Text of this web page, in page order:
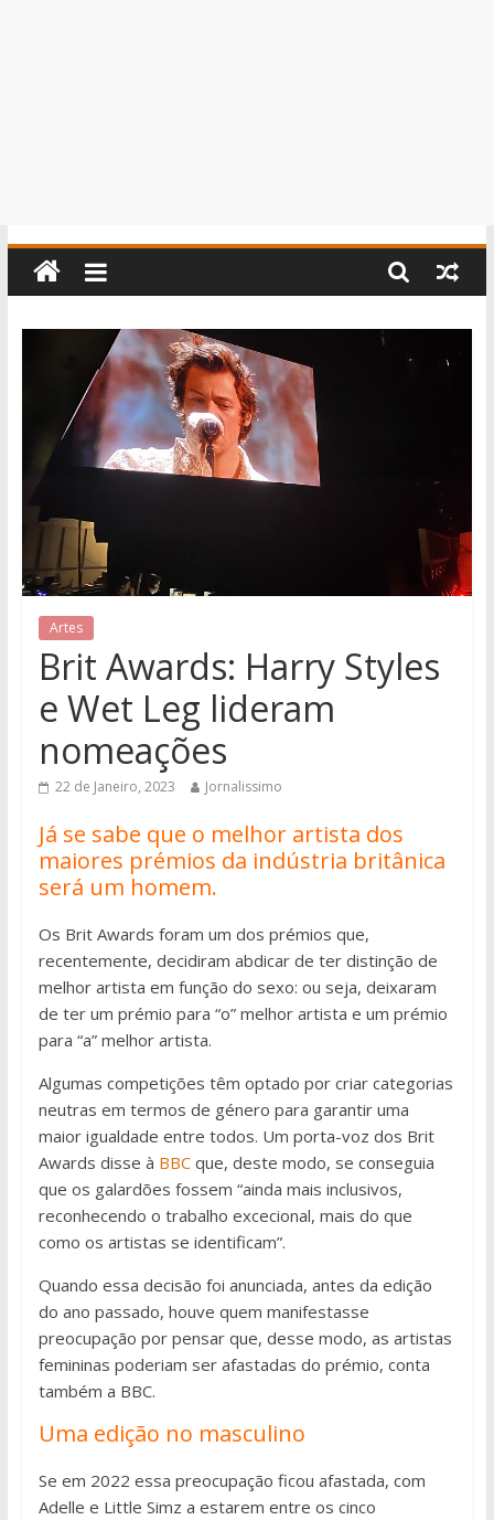
Artes
Brit Awards: Harry Styles
e Wet Leg lideram
nomeações
22 de Janeiro, 2023 Jornalissimo
Já se sabe que o melhor artista dos
maiores prémios da indústria britânica
será um homem.
Os Brit Awards foram um dos prémios que,
recentemente, decidiram abdicar de ter distinção de
melhor artista em função do sexo: ou seja, deixaram
de ter um prémio para “o” melhor artista e um prémio
para “a” melhor artista.
Algumas competições têm optado por criar categorias
neutras em termos de género para garantir uma
maior igualdade entre todos. Um porta-voz dos Brit
Awards disse à BBC que, deste modo, se conseguia
que os galardões fossem “ainda mais inclusivos,
reconhecendo o trabalho excecional, mais do que
como os artistas se identificam”.
Quando essa decisão foi anunciada, antes da edição
do ano passado, houve quem manifestasse
preocupação por pensar que, desse modo, as artistas
femininas poderiam ser afastadas do prémio, conta
também a BBC.
Uma edição no masculino
Se em 2022 essa preocupação ficou afastada, com
Adelle e Little Simz a estarem entre os cinco